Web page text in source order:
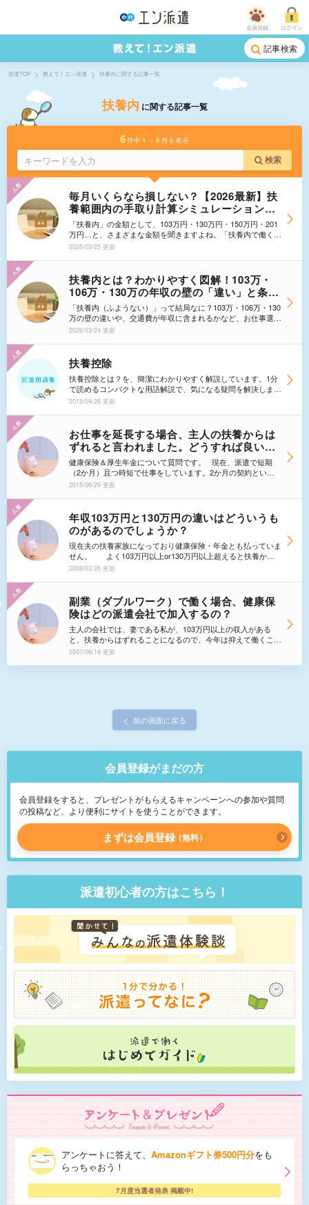
会員登録 ログイン
記事検索
派遣TOP 教えて！エン派遣 扶養内に関する記事一覧
扶養内 に関する記事一覧
6件中 1 ～ 6 件を表示
検索
毎月いくらなら損しない？【2026最新】扶
養範囲内の手取り計算シミュレーション＆
夫婦の年収別早見表｜106万・130万の壁も
解説！
「扶養内」の金額として、103万円・130万円・150万円・201
万円…と、さまざまな金額を聞きますよね。「扶養内で働く場
合、自分は結局いくらまで稼いで良いの？」そんなふうに戸惑
度に詳しい『エン派遣編集部』が、わかりやすく解説します。
「月収をいくらまでに抑えると、損になりにくいのか」を最
新の議論に基づき徹底シミュレーション。「手取りが伸び悩む
ゾーン」を突破し、あなたに最適な働き方を見つけるための
「判定ガイド」としてご活用ください。
2026/03/25 更新
扶養内とは？わかりやすく図解！103万・
106万・130万の年収の壁の「違い」と条件
｜読み方や年収の数え方まで【基礎知識・
保存版】家族の扶養枠内、扶養範囲内で働
くガイド
「扶養内（ふようない）」って結局なに？103万・106万・130
万の壁の違いや、交通費が年収に含まれるかなど、お仕事選び
で迷うポイントは多いですよね。正しく理解していないと、社
「扶養内」についての基礎知識をプロが図解で解説。言葉の意
味や読み方から、間違えやすい「年収の正確な数え方」、各条
件の違いまで網羅しました。家族の扶養枠内で賢く安心して働
きたい方のための保存版ガイドです。 ※配偶者の性別に関わ
らず共通のルールですが、本記事では便宜上「妻が夫の扶養に
2026/03/24 更新
扶養控除
扶養控除とは？を、簡潔にわかりやすく解説しています。1分
で読めるコンパクトな用語解説で、気になる疑問を解決しまし
ょう。
2018/04/26 更新
お仕事を延長する場合、主人の扶養からは
ずれると言われました。どうすれば良いで
しょうか？
健康保険＆厚生年金について質問です。 現在、派遣で短期
（2か月）且つ時短で仕事をしています。2か月の契約という
ことで主人の会社で扶養枠になっていますが、この間、主人の
した。上記内容を派遣会社に報告し、その担当者からの返答
は、延長（3ヶ月以降）の基準を満たしているが、就労時間が
正社員の3/4以上の基準は満たしていないため、派遣会社の健
康保険や厚生年金に入れないと言われました。 以下のこと
を考えておりますが可能なのでしょうか？ 1.今の派遣契約の
延長手続きをする際に、今の月収を減らすべく就労時間を短縮
いく 3.今の契約を更新せずに別の仕事に切り替えるか。
2015/06/29 更新
年収103万円と130万円の違いはどういうも
のがあるのでしょうか？
現在夫の扶養家族になっており健康保険・年金とも払っていま
せん。 よく103万円以上or130万円以上超えると扶養から
外れないといけないと聞きますが、103万円と130万円の違い
（厚生年金・健康保険・所得税・住民税etc）
2008/03/26 更新
副業（ダブルワーク）で働く場合、健康保
険はどの派遣会社で加入するの？
主人の会社では、妻である私が、103万円以上の収入がある
と、扶養からはずれることになるので、今年は抑えて働くこと
にしていますが、来年からは張り切って働くことにしようと思
2007/06/14 更新
前の画面に戻る
会員登録がまだの方
会員登録をすると、プレゼントがもらえるキャンペーンへの参加や質問
の投稿など、より便利にサイトを使うことができます。
まずは会員登録 無料
派遣初心者の方はこちら！
アンケートに答えて、 Amazonギフト券500円分をも
らっちゃおう！
7月度当選者発表 掲載中!